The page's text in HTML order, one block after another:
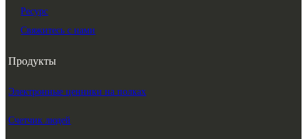
Ресурс
Свяжитесь с нами
Продукты
Электронные ценники на полках
Счетчик людей